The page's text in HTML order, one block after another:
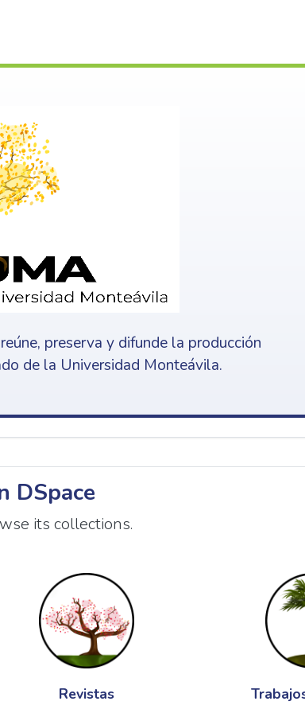
preserva y difunde la producción
de la Universidad Monteávila.
DSpace
its collections.
Revistas